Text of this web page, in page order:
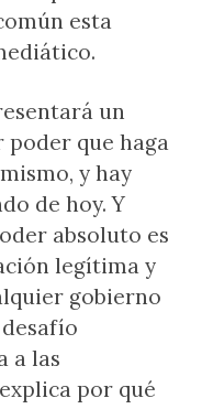
esta
un
que haga
y hay
de hoy. Y
absoluto es
legítima y
gobierno
a las
por qué